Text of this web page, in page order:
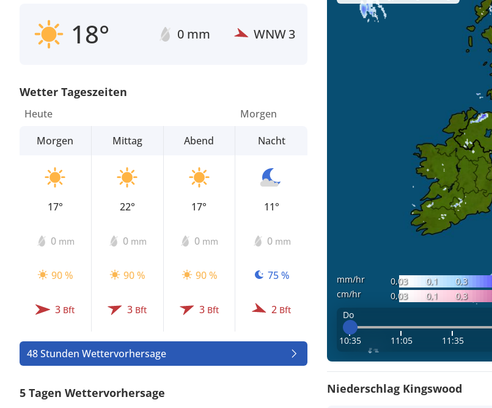
18° 0 mm WNW3
Wetter Tageszeiten
Heute
Morgen
17°
0 mm
90 %
3 Bft
Mittag
22°
0 mm
90 %
3 Bft
Abend
17°
0 mm
90 %
3 Bft
Morgen
Nacht
11°
0 mm
75 %
2 Bft
48 Stunden Wettervorhersage
5 Tagen Wettervorhersage
mm/hr 0,03 0,1 0,3
cm/hr
0,03 0,1 0,3
Do
10:35 11:05 11:35
Niederschlag Kingswood